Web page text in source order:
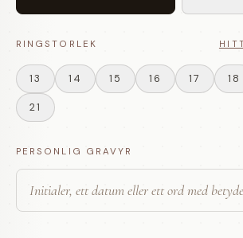
RINGSTORLEK
13 14 15 16 17 18
21
PERSONLIG GRAVYR